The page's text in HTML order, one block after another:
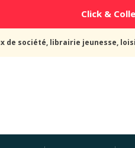
Click &
de société, librairie jeunesse,